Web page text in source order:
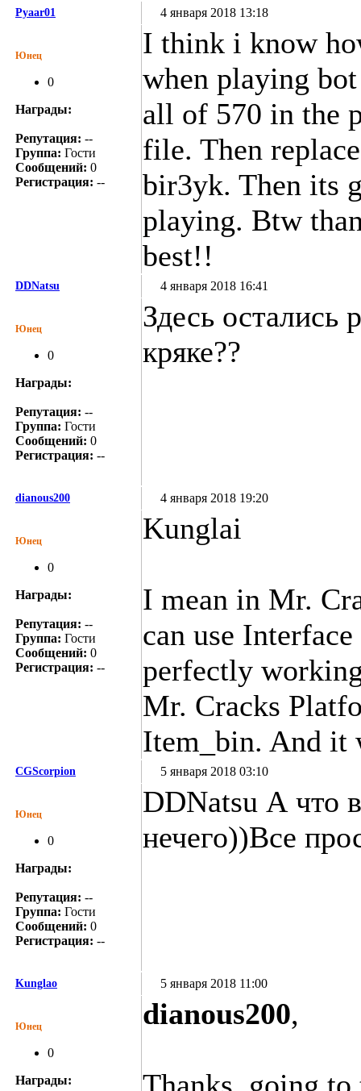
Pyaar01 4 января 2018 13:18
Юнец
0
Награды:
Репутация: --
Группа: Гости
Сообщений: 0
Регистрация: --
I think i know
when playing
all of 570 in the
file. Then
bir3yk. Then its
playing. Btw
best!!
DDNatsu 4 января 2018 16:41
Юнец
0
Награды:
Репутация: --
Группа: Гости
Сообщений: 0
Регистрация: --
Здесь остались
кряке??
dianous200 4 января 2018 19:20
Юнец
0
Награды:
Репутация: --
Группа: Гости
Сообщений: 0
Регистрация: --
Kunglai
I mean in Mr.
can use
perfectly
Mr. Cracks
Item_bin. And it
CGScorpion 5 января 2018 03:10
Юнец
0
Награды:
Репутация: --
Группа: Гости
Сообщений: 0
Регистрация: --
DDNatsu А что
нечего))Все
Kunglao 5 января 2018 11:00
Юнец
0
Награды:
dianous200,